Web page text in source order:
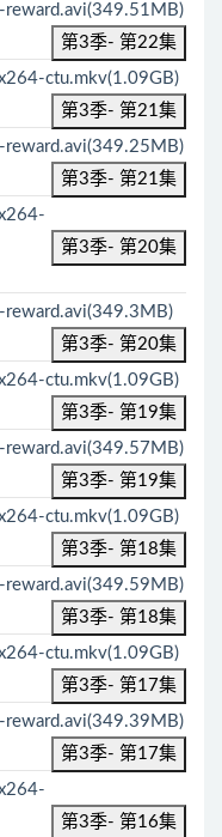
reward.avi(349.51MB)
第3季- 第22集
ctu.mkv(1.09GB)
第3季- 第21集
reward.avi(349.25MB)
第3季- 第21集
第3季- 第20集
第3季- 第20集
ctu.mkv(1.09GB)
第3季- 第19集
reward.avi(349.57MB)
第3季- 第19集
ctu.mkv(1.09GB)
第3季- 第18集
reward.avi(349.59MB)
第3季- 第18集
ctu.mkv(1.09GB)
第3季- 第17集
reward.avi(349.39MB)
第3季- 第17集
第3季- 第16集